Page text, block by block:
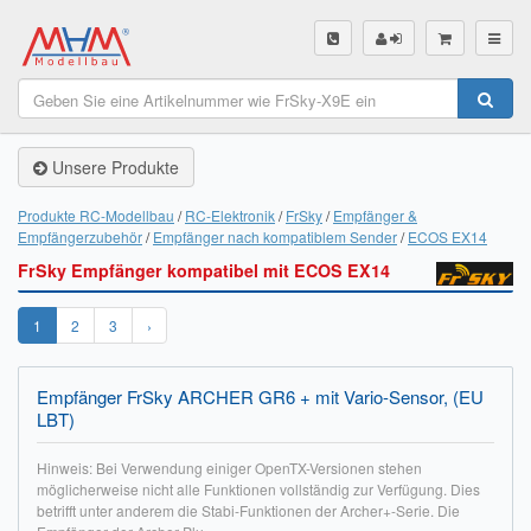
SHOP
Unsere Produkte
Servo Finder
BL-Motor Finder
Schiffsschrauben Finder
Räder Finder
Luftschrauben Finder
Sendungsverfolgung DHL
Unsere Produkte
Produkte RC-Modellbau RC-Elektronik FrSky Empfänger &
Empfängerzubehör Empfänger nach kompatiblem Sender ECOS EX14
FrSky Empfänger kompatibel mit ECOS EX14
1 2 3 ›
Empfänger FrSky ARCHER GR6 + mit Vario-Sensor, (EU
LBT)
Hinweis: Bei Verwendung einiger OpenTX-Versionen stehen
möglicherweise nicht alle Funktionen vollständig zur Verfügung. Dies
betrifft unter anderem die Stabi-Funktionen der Archer+-Serie. Die